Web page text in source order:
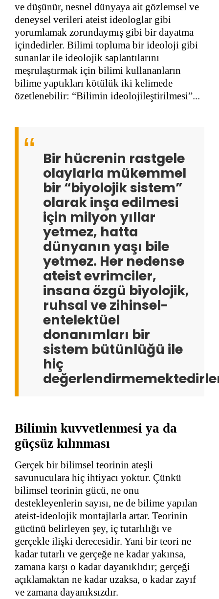
ve düşünür, nesnel dünyaya ait gözlemsel ve
deneysel verileri ateist ideologlar gibi
yorumlamak zorundaymış gibi bir dayatma
içindedirler. Bilimi topluma bir ideoloji gibi
sunanlar ile ideolojik saplantılarını
meşrulaştırmak için bilimi kullananların
bilime yaptıkları kötülük iki kelimede
özetlenebilir: “Bilimin ideolojileştirilmesi”...
Bir hücrenin rastgele
olaylarla mükemmel
bir “biyolojik sistem”
olarak inşa edilmesi
için milyon yıllar
yetmez, hatta
dünyanın yaşı bile
yetmez. Her nedense
ateist evrimciler,
insana özgü biyolojik,
ruhsal ve zihinsel-
entelektüel
donanımları bir
sistem bütünlüğü ile
hiç
Bilimin kuvvetlenmesi ya da
güçsüz kılınması
Gerçek bir bilimsel teorinin ateşli
savunuculara hiç ihtiyacı yoktur. Çünkü
bilimsel teorinin gücü, ne onu
destekleyenlerin sayısı, ne de bilime yapılan
ateist-ideolojik montajlarla artar. Teorinin
gücünü belirleyen şey, iç tutarlılığı ve
gerçekle ilişki derecesidir. Yani bir teori ne
kadar tutarlı ve gerçeğe ne kadar yakınsa,
zamana karşı o kadar dayanıklıdır; gerçeği
açıklamaktan ne kadar uzaksa, o kadar zayıf
ve zamana dayanıksızdır.